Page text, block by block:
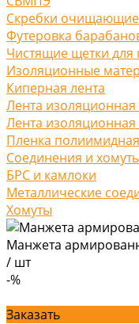
Скребки очищающие
Футеровка
Чистящие щетки для
Изоляционные
Киперная лента
Лента
Лента
Пленка полиимидная
Соединения и
БРС и камлоки
Металлические
Хомуты
Манжета
/ шт
-%
Заказать